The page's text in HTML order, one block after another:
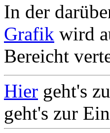
In der
Grafik wird
Bereicht
Hier geht's
geht's zur